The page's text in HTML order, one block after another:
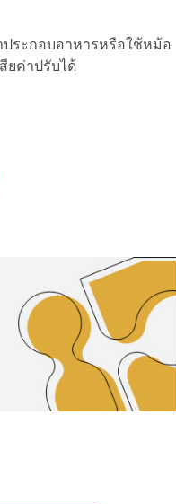
ระกอบอาหารหรือใช้หม้อ
ยค่าปรับได้